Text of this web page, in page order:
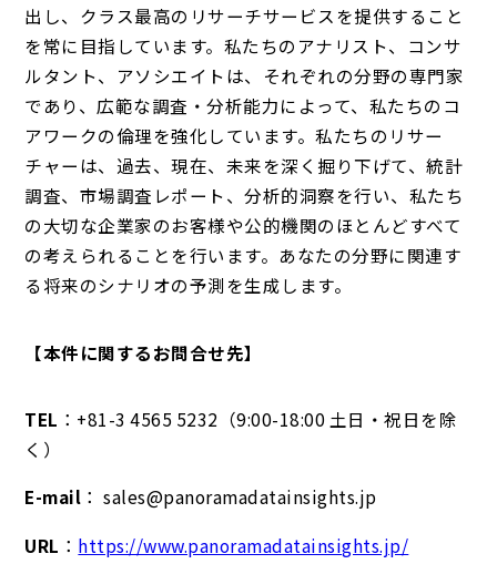
出し、クラス最高のリサーチサービスを提供すること
を常に目指しています。私たちのアナリスト、コンサ
ルタント、アソシエイトは、それぞれの分野の専門家
であり、広範な調査・分析能力によって、私たちのコ
アワークの倫理を強化しています。私たちのリサー
チャーは、過去、現在、未来を深く掘り下げて、統計
調査、市場調査レポート、分析的洞察を行い、私たち
の大切な企業家のお客様や公的機関のほとんどすべて
の考えられることを行います。あなたの分野に関連す
る将来のシナリオの予測を生成します。
【本件に関するお問合せ先】
TEL ：+81-3 4565 5232（9:00-18:00 土日・祝日を除
く）
E-mail ： sales@panoramadatainsights.jp
URL ： https://www.panoramadatainsights.jp/